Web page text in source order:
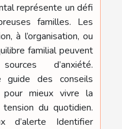
représente un défi
familles. Les
à l’organisation, ou
familial peuvent
d’anxiété.
guide des conseils
pour mieux vivre la
du quotidien.
d’alerte Identifier